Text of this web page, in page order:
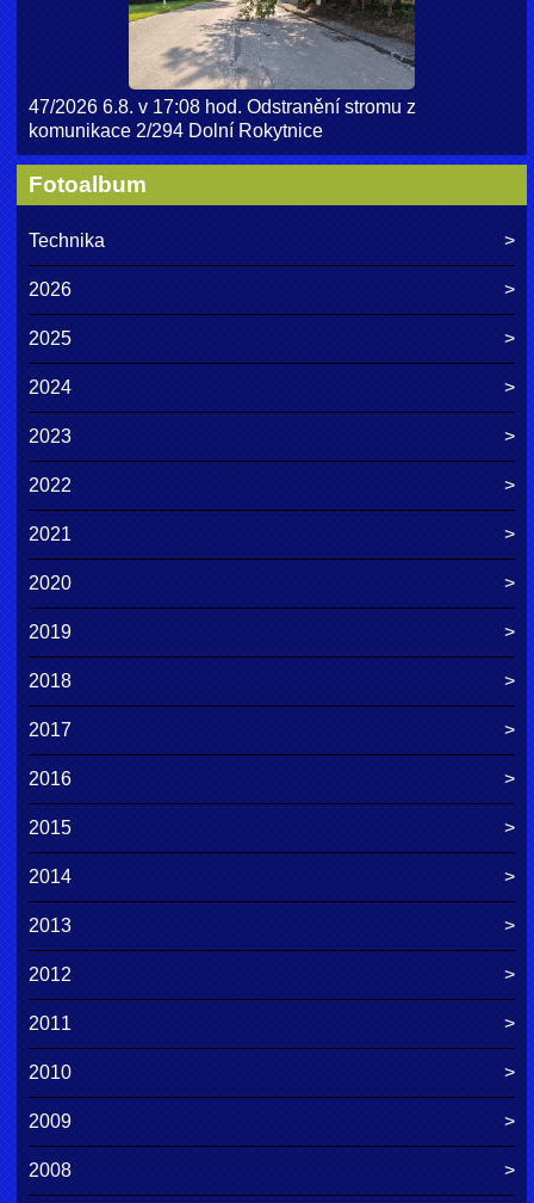
47/2026 6.8. v 17:08 hod. Odstranění stromu z
komunikace 2/294 Dolní Rokytnice
Fotoalbum
Technika
2026
2025
2024
2023
2022
2021
2020
2019
2018
2017
2016
2015
2014
2013
2012
2011
2010
2009
2008